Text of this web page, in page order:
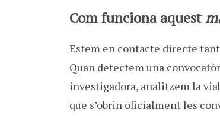
Com funciona aquest
Estem en contacte directe
Quan detectem una
investigadora, analitzem la
que s’obrin oficialment les